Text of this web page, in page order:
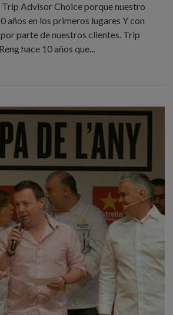
Advisor Choice porque nuestro
años en los primeros lugares Y con
parte de nuestros clientes. Trip
hace 10 años que...